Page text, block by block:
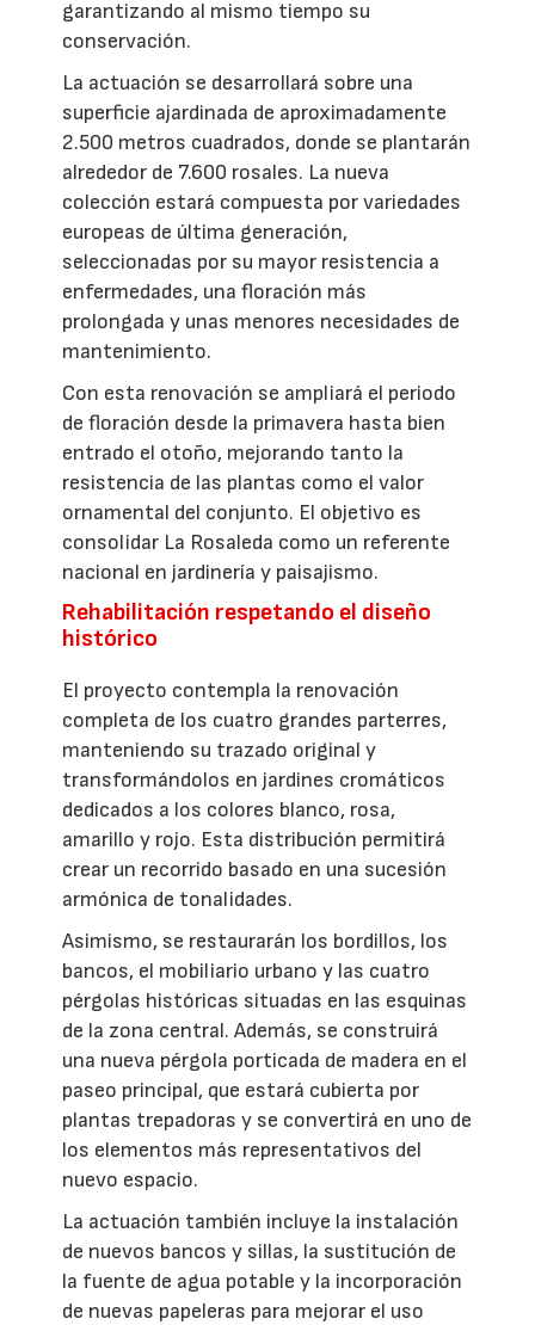
garantizando al mismo tiempo su
conservación.
La actuación se desarrollará sobre una
superficie ajardinada de aproximadamente
2.500 metros cuadrados, donde se plantarán
alrededor de 7.600 rosales. La nueva
colección estará compuesta por variedades
europeas de última generación,
seleccionadas por su mayor resistencia a
enfermedades, una floración más
prolongada y unas menores necesidades de
mantenimiento.
Con esta renovación se ampliará el periodo
de floración desde la primavera hasta bien
entrado el otoño, mejorando tanto la
resistencia de las plantas como el valor
ornamental del conjunto. El objetivo es
consolidar La Rosaleda como un referente
nacional en jardinería y paisajismo.
Rehabilitación respetando el diseño
histórico
El proyecto contempla la renovación
completa de los cuatro grandes parterres,
manteniendo su trazado original y
transformándolos en jardines cromáticos
dedicados a los colores blanco, rosa,
amarillo y rojo. Esta distribución permitirá
crear un recorrido basado en una sucesión
armónica de tonalidades.
Asimismo, se restaurarán los bordillos, los
bancos, el mobiliario urbano y las cuatro
pérgolas históricas situadas en las esquinas
de la zona central. Además, se construirá
una nueva pérgola porticada de madera en el
paseo principal, que estará cubierta por
plantas trepadoras y se convertirá en uno de
los elementos más representativos del
nuevo espacio.
La actuación también incluye la instalación
de nuevos bancos y sillas, la sustitución de
la fuente de agua potable y la incorporación
de nuevas papeleras para mejorar el uso